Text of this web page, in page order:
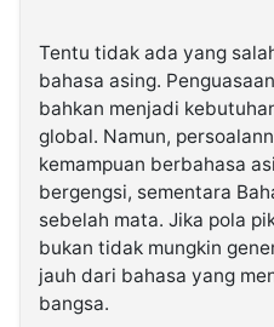
Tentu tidak ada yang
bahasa asing.
bahkan menjadi
global. Namun,
kemampuan berbahasa
bergengsi, sementara
sebelah mata. Jika pola
bukan tidak mungkin
jauh dari bahasa yang
bangsa.